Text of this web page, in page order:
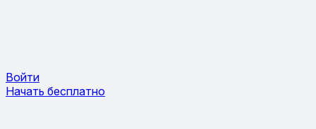
Войти
Начать бесплатно